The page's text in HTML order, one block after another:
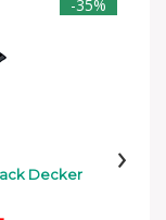
-35%
Decker ›